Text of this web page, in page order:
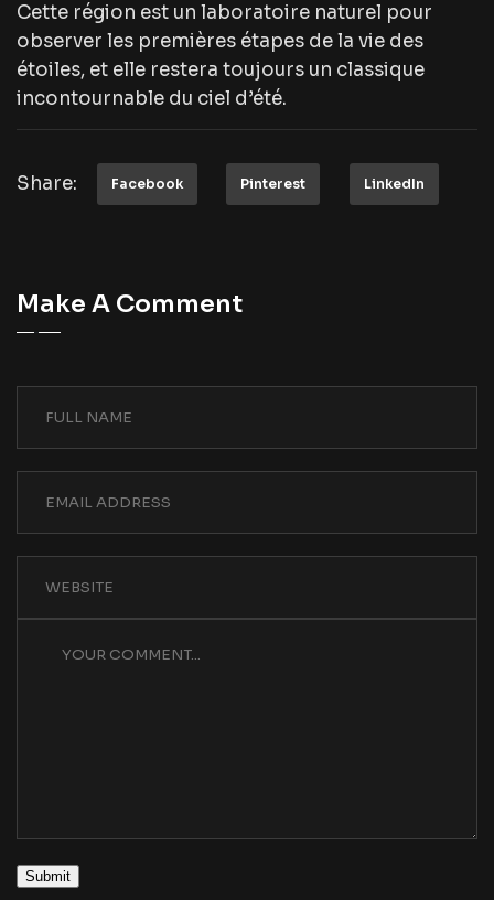
Cette région est un laboratoire naturel pour
observer les premières étapes de la vie des
étoiles, et elle restera toujours un classique
incontournable du ciel d’été.
Share: Facebook Pinterest LinkedIn
Make A Comment
Submit